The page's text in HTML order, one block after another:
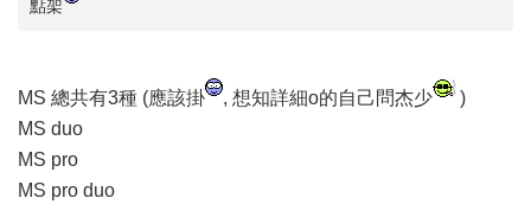
點架
MS 總共有3種 (應該掛 , 想知詳細o的自己問杰少
)
MS duo
MS pro
MS pro duo